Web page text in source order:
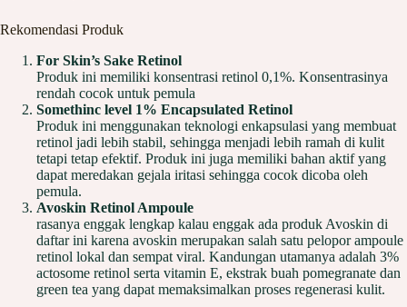
Rekomendasi Produk
For Skin’s Sake Retinol
Produk ini memiliki konsentrasi retinol 0,1%. Konsentrasinya
rendah cocok untuk pemula
Somethinc level 1% Encapsulated Retinol
Produk ini menggunakan teknologi enkapsulasi yang membuat
retinol jadi lebih stabil, sehingga menjadi lebih ramah di kulit
tetapi tetap efektif. Produk ini juga memiliki bahan aktif yang
dapat meredakan gejala iritasi sehingga cocok dicoba oleh
pemula.
Avoskin Retinol Ampoule
rasanya enggak lengkap kalau enggak ada produk Avoskin di
daftar ini karena avoskin merupakan salah satu pelopor ampoule
retinol lokal dan sempat viral. Kandungan utamanya adalah 3%
actosome retinol serta vitamin E, ekstrak buah pomegranate dan
green tea yang dapat memaksimalkan proses regenerasi kulit.